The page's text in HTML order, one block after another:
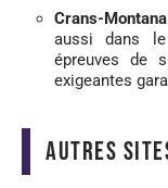
Crans-Montana
aussi dans
épreuves de
exigeantes
Autres